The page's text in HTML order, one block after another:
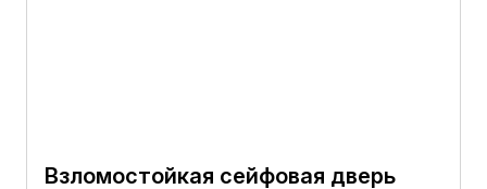
Взломостойкая сейфовая дверь